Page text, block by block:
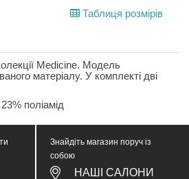
Таблиця розмірів
Medicine. Модель
матеріалу. У комплекті дві
поліамід
Знайдіть магазин поруч із
собою
НАШІ САЛОНИ